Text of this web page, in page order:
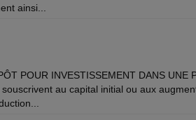
ainsi...
POUR INVESTISSEMENT DANS UNE
au capital initial ou aux